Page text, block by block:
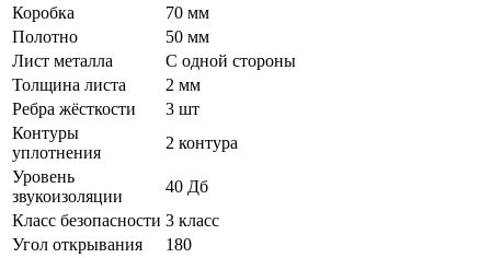
Коробка
70 мм
Полотно
50 мм
Лист металла
С одной стороны
Толщина листа
2 мм
Ребра жёсткости
3 шт
Контуры
уплотнения
2 контура
Уровень
звукоизоляции
40 Дб
Класс безопасности 3 класс
Угол открывания
180